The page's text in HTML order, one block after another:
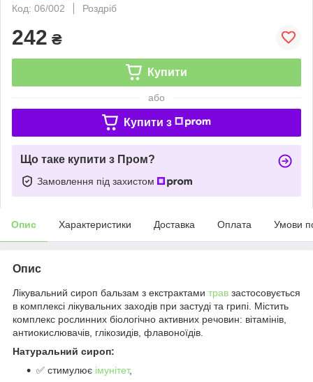
Код: 06/002
Роздріб
242 ₴
Купити
або
Купити з
Що таке купити з Пром?
Замовлення під захистом
Опис Характеристики Доставка Оплата Умови
Опис
Лікувальний сироп бальзам з екстрактами трав застосовується
в комплексі лікувальних заходів при застуді та грипі. Містить
комплекс рослинних біологічно активних речовин: вітамінів,
антиокислювачів, глікозидів, флавоноїдів.
Натуральний сироп:
✅ стимулює імунітет,